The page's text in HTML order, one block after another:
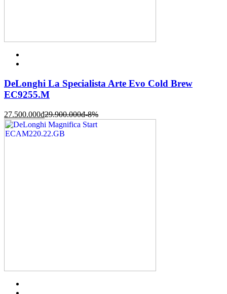
DeLonghi La Specialista Arte Evo Cold Brew
EC9255.M
27.500.000đ29.900.000đ-8%